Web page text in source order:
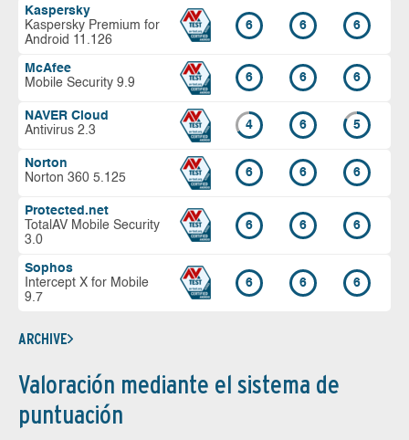
Kaspersky
Kaspersky Premium for
Android 11.126
6 6 6
McAfee
Mobile Security 9.9
6 6 6
NAVER Cloud
Antivirus 2.3
4 6 5
Norton
Norton 360 5.125
6 6 6
Protected.net
TotalAV Mobile Security
3.0
6 6 6
Sophos
Intercept X for Mobile
9.7
6 6 6
ARCHIVE
Valoración mediante el sistema de
puntuación